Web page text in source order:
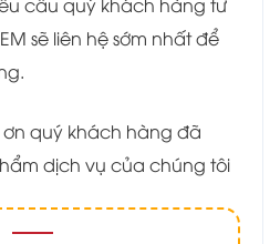
sẽ liên hệ sớm nhất để
quý khách hàng đã
dịch vụ của chúng tôi